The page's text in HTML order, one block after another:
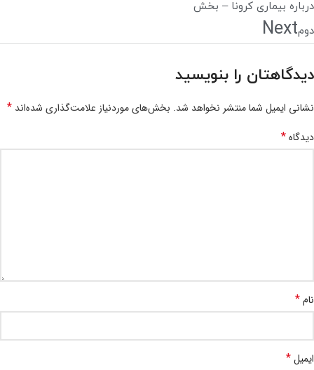
درباره بیماری کرونا – بخش
دومNext
دیدگاهتان را بنویسید
نشانی ایمیل شما منتشر نخواهد شد. بخش‌های موردنیاز علامت‌گذاری شده‌اند *
دیدگاه*
نام*
ایمیل*